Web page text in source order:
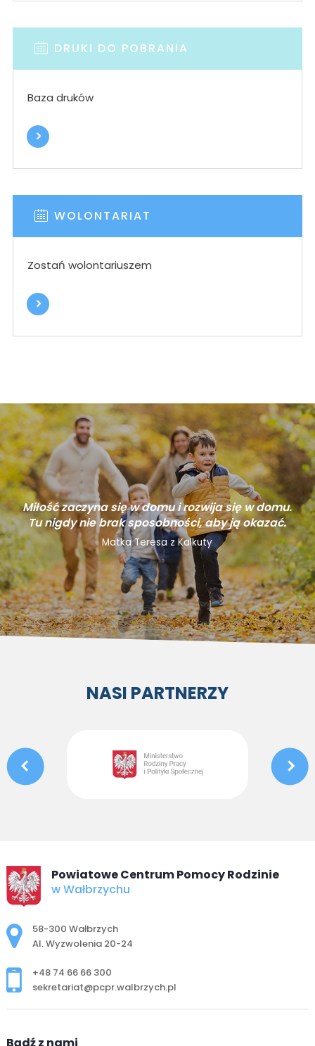
DRUKI DO POBRANIA
Baza druków
WOLONTARIAT
Zostań wolontariuszem
Miłość zaczyna się w domu i rozwija się w domu.
Tu nigdy nie brak sposobności, aby ją okazać.
Matka Teresa z Kalkuty
NASI PARTNERZY
Powiatowe Centrum Pomocy Rodzinie
w Wałbrzychu
Adres pocztowy:
58-300 Wałbrzych
Al. Wyzwolenia 20-24
+48 74 66 66 300
sekretariat@pcpr.walbrzych.pl